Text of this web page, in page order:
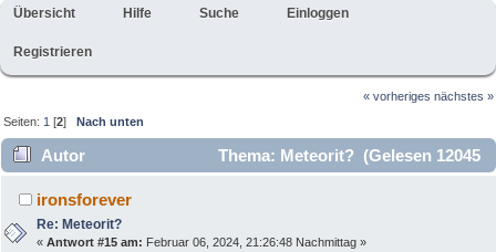
Übersicht Hilfe Suche Einloggen
Registrieren
« vorheriges nächstes »
Seiten: 1 [2]Nach unten
Autor
Thema: Meteorit? (Gelesen 12045
mal)
ironsforever
Re: Meteorit?
«Antwort #15 am: Februar 06, 2024, 21:26:48 Nachmittag »